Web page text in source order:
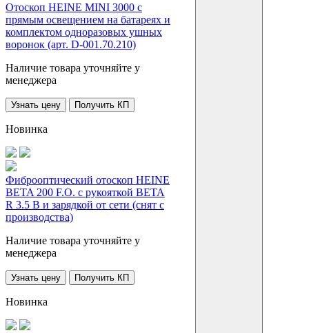
Отоскоп HEINE MINI 3000 с
прямым освещением на батареях и
комплектом одноразовых ушных
воронок (арт. D-001.70.210)
Наличие товара уточняйте у
менеджера
Узнать цену Получить КП
Новинка
Фиброоптический отоскоп HEINE
BETA 200 F.O. с рукояткой BETA
R 3.5 В и зарядкой от сети (снят с
производства)
Наличие товара уточняйте у
менеджера
Узнать цену Получить КП
Новинка